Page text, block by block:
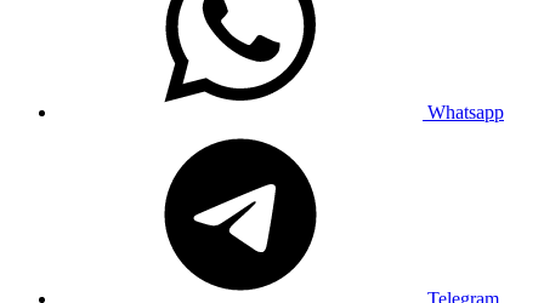
Whatsapp
Telegram